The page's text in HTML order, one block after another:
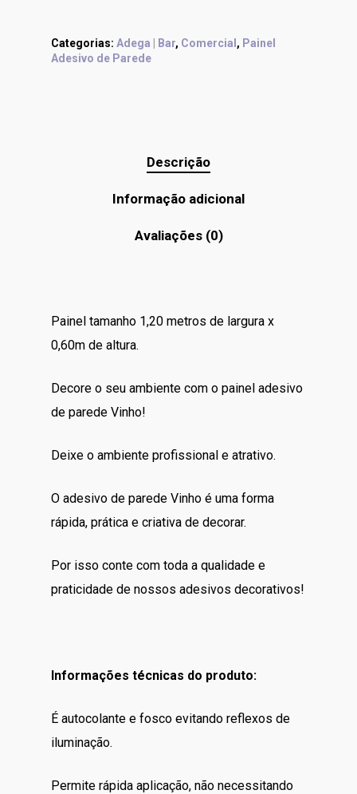
Categorias: Adega | Bar, Comercial, Painel
Adesivo de Parede
Descrição
Informação adicional
Avaliações (0)
Painel tamanho 1,20 metros de largura x
0,60m de altura.
Decore o seu ambiente com o painel adesivo
de parede Vinho!
Deixe o ambiente profissional e atrativo.
O adesivo de parede Vinho é uma forma
rápida, prática e criativa de decorar.
Por isso conte com toda a qualidade e
praticidade de nossos adesivos decorativos!
Informações técnicas do produto:
É autocolante e fosco evitando reflexos de
iluminação.
Permite rápida aplicação, não necessitando